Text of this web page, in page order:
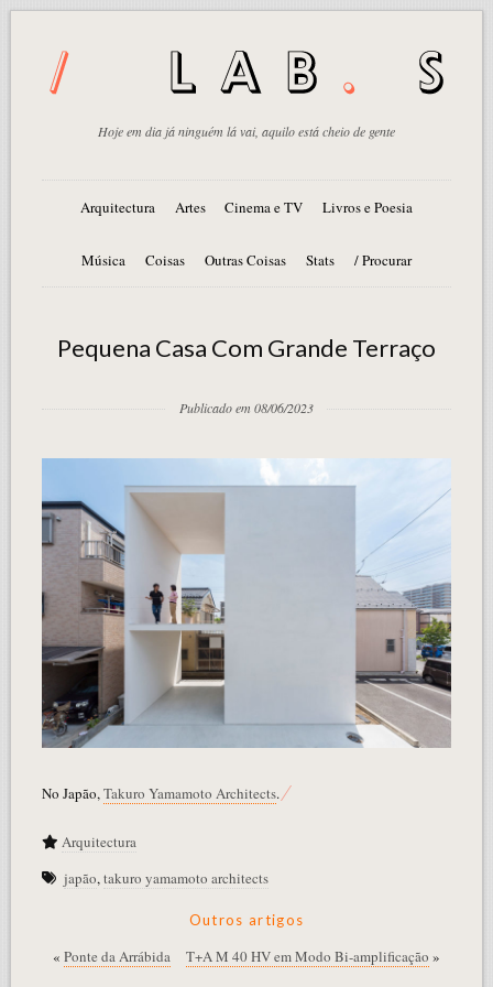
Hoje em dia já ninguém lá vai, aquilo está cheio de gente
Arquitectura Artes Cinema e TV Livros e Poesia
Música Coisas Outras Coisas Stats / Procurar
Pequena Casa Com Grande Terraço
Publicado em 08/06/2023
No Japão, Takuro Yamamoto Architects.
Arquitectura
japão, takuro yamamoto architects
Outros artigos
« Ponte da Arrábida T+A M 40 HV em Modo Bi-amplificação »